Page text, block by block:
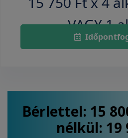
VAGY 1
Bérlettel: 15
nélkül: 19